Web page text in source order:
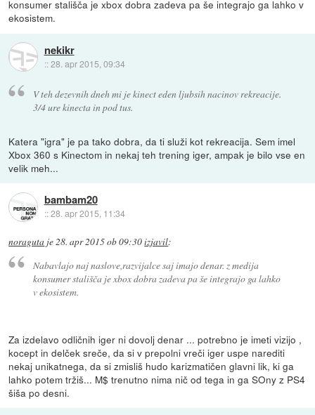
konsumer stališča je xbox dobra zadeva pa še integrajo ga lahko v
ekosistem.
nekikr
::28. apr 2015, 09:34
V teh dezevnih dneh mi je kinect eden ljubsih nacinov rekreacije.
3/4 ure kinecta in pod tus.
Katera "igra" je pa tako dobra, da ti služi kot rekreacija. Sem imel
Xbox 360 s Kinectom in nekaj teh trening iger, ampak je bilo vse en
velik meh...
bambam20
::28. apr 2015, 11:34
noraguta je28. apr 2015 ob 09:30izjavil:
Nabavlajo naj naslove,razvijalce saj imajo denar. z medija
konsumer stališča je xbox dobra zadeva pa še integrajo ga lahko
v ekosistem.
Za izdelavo odličnih iger ni dovolj denar ... potrebno je imeti vizijo ,
kocept in delček sreče, da si v prepolni vreči iger uspe narediti
nekaj unikatnega, da si zmisliš hudo karizmatičen glavni lik, ki ga
lahko potem tržiš... M$ trenutno nima nič od tega in ga SOny z PS4
šiša po desni.